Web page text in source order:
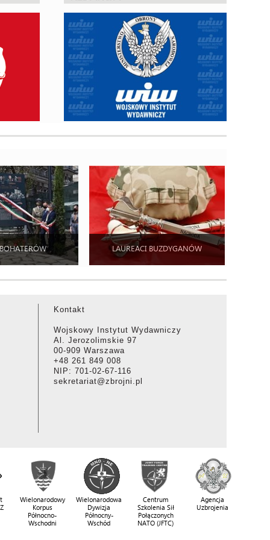
LAUREACI BUZDYGANÓW
Kontakt
Wojskowy Instytut Wydawniczy
Al. Jerozolimskie 97
00-909 Warszawa
+48 261 849 008
NIP: 701-02-67-116
sekretariat@zbrojni.pl
Wielonarodowy
Korpus
Północno-
Wschodni
Wielonarodowa
Dywizja
Północny-
Wschód
Centrum
Szkolenia Sił
Połączonych
NATO (JFTC)
Agencja
Uzbrojenia